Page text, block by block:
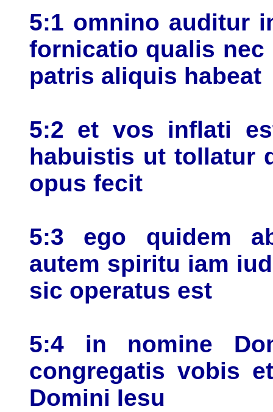
5:1 omnino auditur
fornicatio qualis
patris aliquis habeat
5:2 et vos inflati
habuistis ut tollatur
opus fecit
5:3 ego quidem
autem spiritu iam
sic operatus est
5:4 in nomine
congregatis vobis
Domini Iesu